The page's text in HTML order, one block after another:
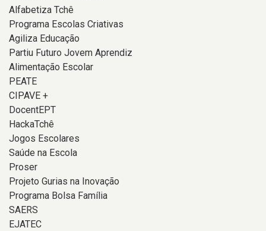
Alfabetiza Tchê
Programa Escolas Criativas
Agiliza Educação
Partiu Futuro Jovem Aprendiz
Alimentação Escolar
PEATE
CIPAVE +
DocentEPT
HackaTchê
Jogos Escolares
Saúde na Escola
Proser
Projeto Gurias na Inovação
Programa Bolsa Família
SAERS
EJATEC